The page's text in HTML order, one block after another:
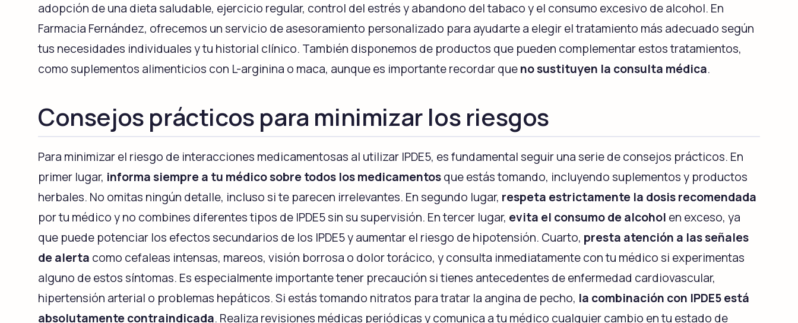
adopción de una dieta saludable, ejercicio regular, control del estrés y abandono del tabaco y el consumo excesivo de alcohol. En
Farmacia Fernández, ofrecemos un servicio de asesoramiento personalizado para ayudarte a elegir el tratamiento más adecuado según
tus necesidades individuales y tu historial clínico. También disponemos de productos que pueden complementar estos tratamientos,
como suplementos alimenticios con L-arginina o maca, aunque es importante recordar queno sustituyen la consulta médica.
Consejos prácticos para minimizar los riesgos
Para minimizar el riesgo de interacciones medicamentosas al utilizar IPDE5, es fundamental seguir una serie de consejos prácticos. En
primer lugar, informa siempre a tu médico sobre todos los medicamentosque estás tomando, incluyendo suplementos y productos
herbales. No omitas ningún detalle, incluso si te parecen irrelevantes. En segundo lugar, respeta estrictamente la dosis recomendada
por tu médico y no combines diferentes tipos de IPDE5 sin su supervisión. En tercer lugar, evita el consumo de alcohol en exceso, ya
que puede potenciar los efectos secundarios de los IPDE5 y aumentar el riesgo de hipotensión. Cuarto, presta atención a las señales
de alerta como cefaleas intensas, mareos, visión borrosa o dolor torácico, y consulta inmediatamente con tu médico si experimentas
alguno de estos síntomas. Es especialmente importante tener precaución si tienes antecedentes de enfermedad cardiovascular,
hipertensión arterial o problemas hepáticos. Si estás tomando nitratos para tratar la angina de pecho, la combinación con IPDE5 está
absolutamente contraindicada. Realiza revisiones médicas periódicas y comunica a tu médico cualquier cambio en tu estado de